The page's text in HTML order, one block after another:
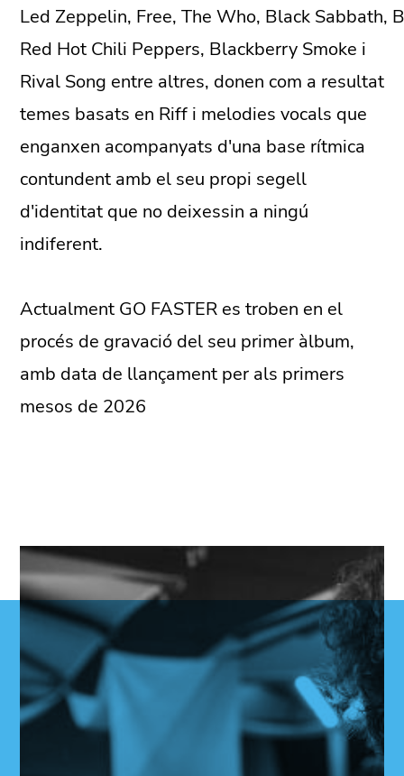
Led Zeppelin, Free, The Who, Black Sabbath,
Red Hot Chili Peppers, Blackberry Smoke i
Rival Song entre altres, donen com a resultat
temes basats en Riff i melodies vocals que
enganxen acompanyats d'una base rítmica
contundent amb el seu propi segell
d'identitat que no deixessin a ningú
indiferent.
Actualment GO FASTER es troben en el
procés de gravació del seu primer àlbum,
amb data de llançament per als primers
mesos de 2026